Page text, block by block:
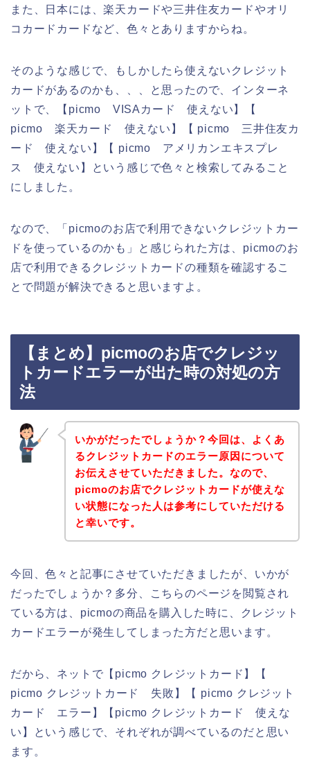
また、日本には、楽天カードや三井住友カードやオリ
コカードカードなど、色々とありますからね。
そのような感じで、もしかしたら使えないクレジット
カードがあるのかも、、、と思ったので、インターネ
ットで、【picmo VISAカード 使えない】【
picmo 楽天カード 使えない】【 picmo 三井住友カ
ード 使えない】【 picmo アメリカンエキスプレ
ス 使えない】という感じで色々と検索してみること
にしました。
なので、「picmoのお店で利用できないクレジットカー
ドを使っているのかも」と感じられた方は、picmoのお
店で利用できるクレジットカードの種類を確認するこ
とで問題が解決できると思いますよ。
【まとめ】picmoのお店でクレジッ
トカードエラーが出た時の対処の方
法
いかがだったでしょうか？今回は、よくあ
るクレジットカードのエラー原因について
お伝えさせていただきました。なので、
picmoのお店でクレジットカードが使えな
い状態になった人は参考にしていただける
と幸いです。
今回、色々と記事にさせていただきましたが、いかが
だったでしょうか？多分、こちらのページを閲覧され
ている方は、picmoの商品を購入した時に、クレジット
カードエラーが発生してしまった方だと思います。
だから、ネットで【picmo クレジットカード】【
picmo クレジットカード 失敗】【 picmo クレジット
カード エラー】【picmo クレジットカード 使えな
い】という感じで、それぞれが調べているのだと思い
ます。